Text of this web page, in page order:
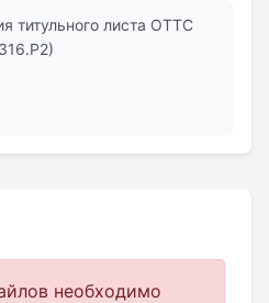
титульного листа ОТТС
необходимо